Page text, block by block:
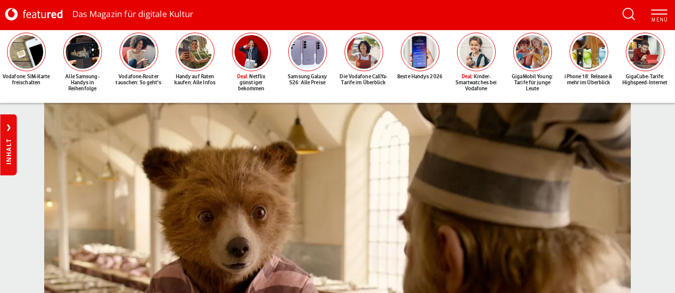
Das Magazin für digitale Kultur
Vodafone: SIM-Karte
freischalten
Alle Samsung-
Handys in
Reihenfolge
Vodafone-Router
tauschen: So geht's
Handy auf Raten
kaufen: Alle Infos
Deal: Netflix
günstiger
bekommen
Samsung Galaxy
S26: Alle Preise
Die Vodafone CallYa-
Tarife im Überblick
Beste Handys 2026 Deal: Kinder-
Smartwatches bei
Vodafone
GigaMobil Young:
Tarife für junge
Leute
iPhone 18: Release &
mehr im Überblick
GigaCube-Tarife:
Highspeed-Internet
INHALT